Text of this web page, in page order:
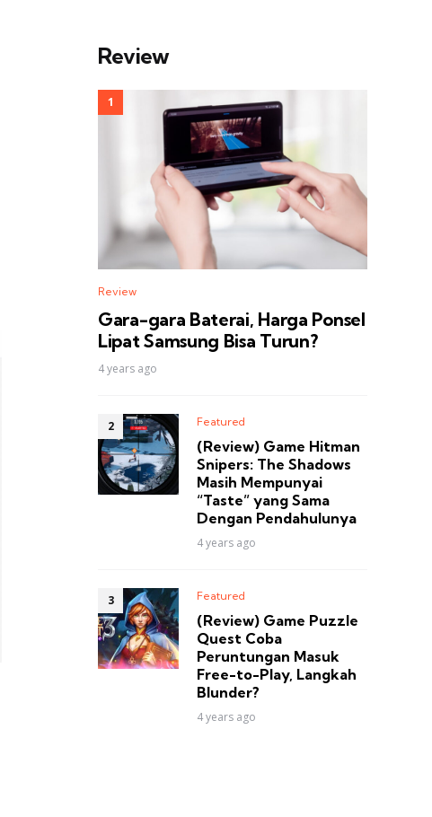
Review
Review
Gara-gara Baterai, Harga Ponsel
Lipat Samsung Bisa Turun?
4 years ago
Featured
(Review) Game Hitman
Snipers: The Shadows
Masih Mempunyai
“Taste” yang Sama
Dengan Pendahulunya
4 years ago
Featured
(Review) Game Puzzle
Quest Coba
Peruntungan Masuk
Free-to-Play, Langkah
Blunder?
4 years ago